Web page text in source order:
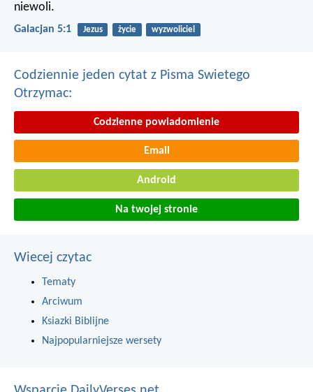
niewoli.
Galacjan 5:1 Jezus życie wyzwoliciel
Codziennie jeden cytat z Pisma Swietego
Otrzymac:
Codzienne powiadomienie
Email
Android
Na twojej stronie
Wiecej czytac
Tematy
Arciwum
Ksiazki Biblijne
Najpopularniejsze wersety